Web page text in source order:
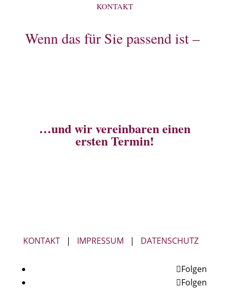
KONTAKT
Wenn das für Sie passend ist –
…und wir vereinbaren einen
ersten Termin!
KONTAKT| IMPRESSUM | DATENSCHUTZ
Folgen
Folgen